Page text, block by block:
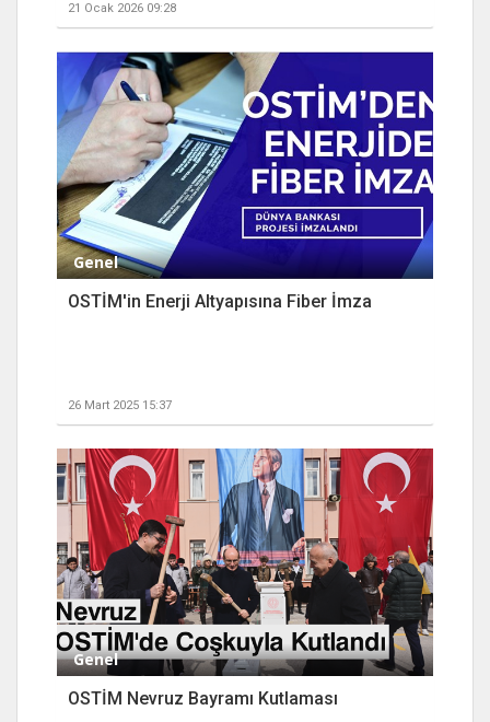
21 Ocak 2026 09:28
Genel
OSTİM'in Enerji Altyapısına Fiber İmza
26 Mart 2025 15:37
Genel
OSTİM Nevruz Bayramı Kutlaması